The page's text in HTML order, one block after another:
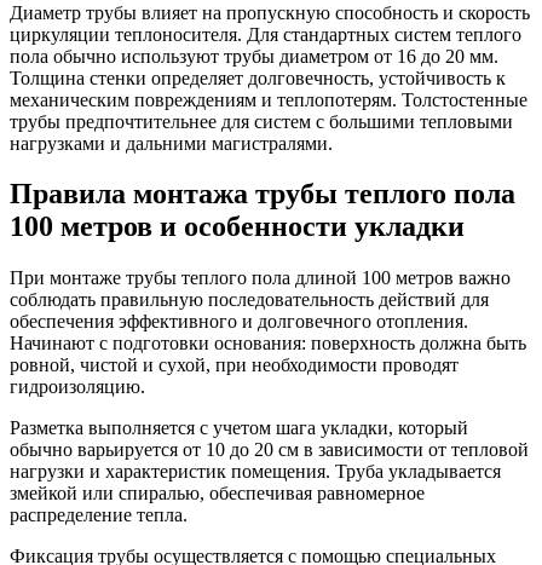
Диаметр трубы влияет на пропускную способность и скорость
циркуляции теплоносителя. Для стандартных систем теплого
пола обычно используют трубы диаметром от 16 до 20 мм.
Толщина стенки определяет долговечность, устойчивость к
механическим повреждениям и теплопотерям. Толстостенные
трубы предпочтительнее для систем с большими тепловыми
нагрузками и дальними магистралями.
Правила монтажа трубы теплого пола
100 метров и особенности укладки
При монтаже трубы теплого пола длиной 100 метров важно
соблюдать правильную последовательность действий для
обеспечения эффективного и долговечного отопления.
Начинают с подготовки основания: поверхность должна быть
ровной, чистой и сухой, при необходимости проводят
гидроизоляцию.
Разметка выполняется с учетом шага укладки, который
обычно варьируется от 10 до 20 см в зависимости от тепловой
нагрузки и характеристик помещения. Труба укладывается
змейкой или спиралью, обеспечивая равномерное
распределение тепла.
Фиксация трубы осуществляется с помощью специальных